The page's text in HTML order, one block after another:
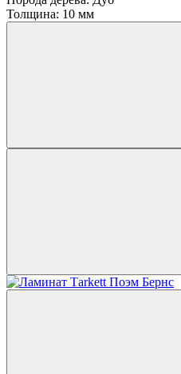
Толщина: 10 мм